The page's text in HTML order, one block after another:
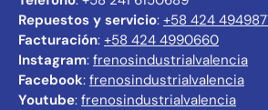
Repuestos y servicio: +58 424
Facturación: +58 424 4990660
Instagram: frenosindustrialvalencia
Facebook: frenosindustrialvalencia
Youtube: frenosindustrialvalencia